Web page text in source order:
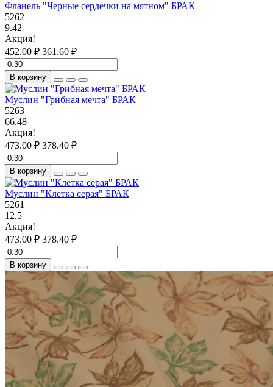
Фланель "Черные сердечки на мятном" БРАК
5262
9.42
Акция!
452.00 ₽ 361.60 ₽
В корзину
Муслин "Грибная мечта" БРАК
5263
66.48
Акция!
473.00 ₽ 378.40 ₽
В корзину
Муслин "Клетка серая" БРАК
5261
12.5
Акция!
473.00 ₽ 378.40 ₽
В корзину